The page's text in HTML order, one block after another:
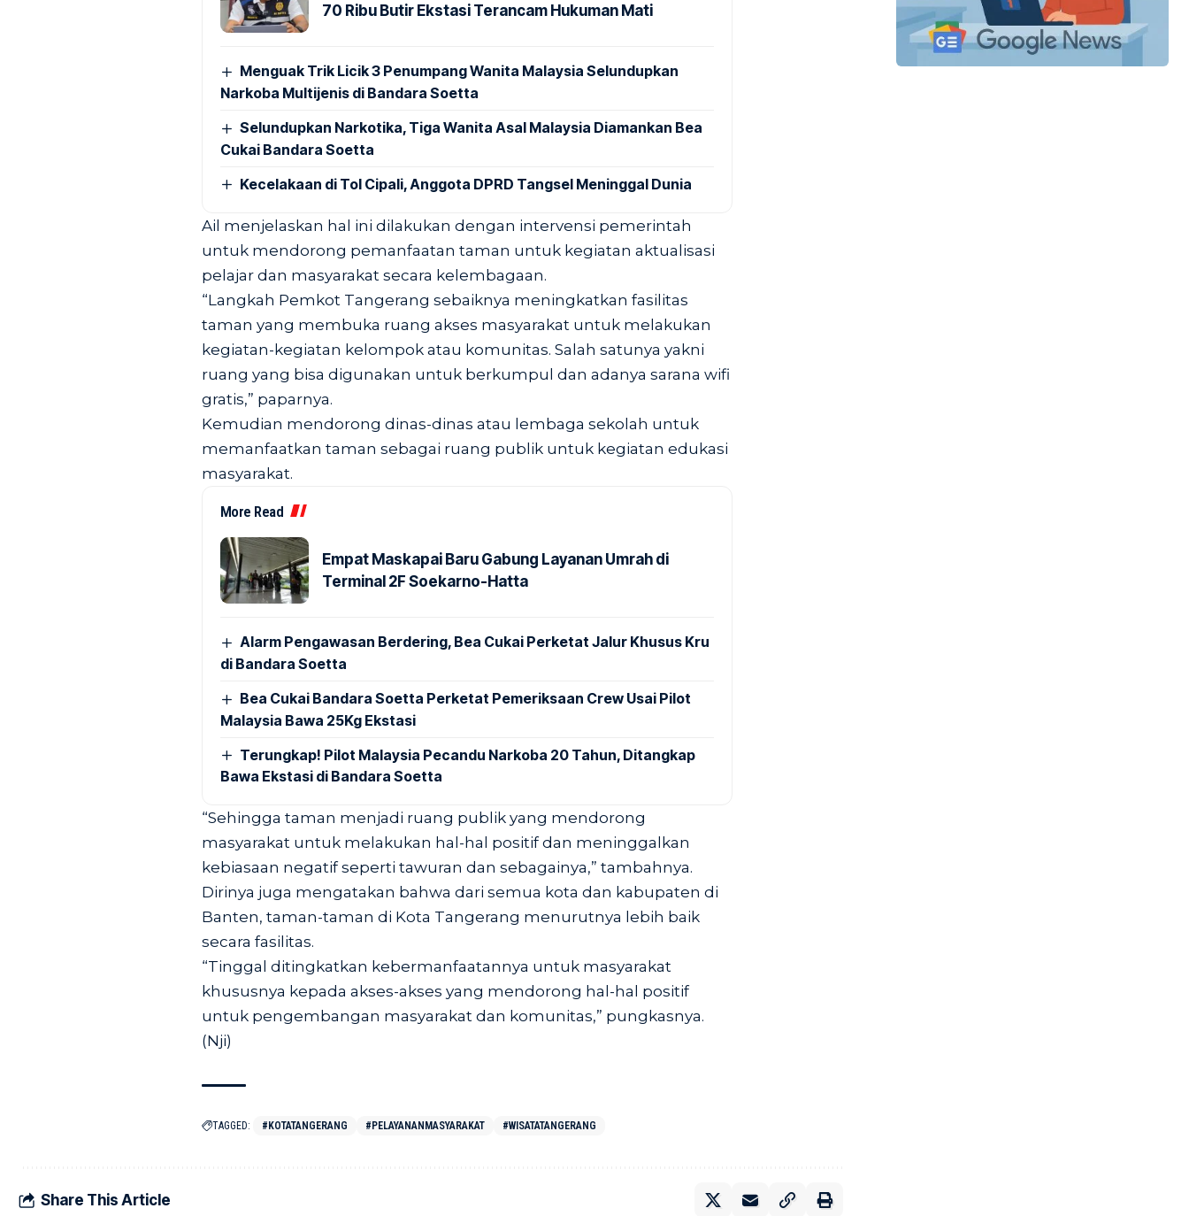
70 Ribu Butir Ekstasi Terancam Hukuman Mati
Menguak Trik Licik 3 Penumpang Wanita Malaysia Selundupkan
Narkoba Multijenis di Bandara Soetta
Selundupkan Narkotika, Tiga Wanita Asal Malaysia Diamankan Bea
Cukai Bandara Soetta
Kecelakaan di Tol Cipali, Anggota DPRD Tangsel Meninggal Dunia
Ail menjelaskan hal ini dilakukan dengan intervensi pemerintah
untuk mendorong pemanfaatan taman untuk kegiatan aktualisasi
pelajar dan masyarakat secara kelembagaan.
“Langkah Pemkot Tangerang sebaiknya meningkatkan fasilitas
taman yang membuka ruang akses masyarakat untuk melakukan
kegiatan-kegiatan kelompok atau komunitas. Salah satunya yakni
ruang yang bisa digunakan untuk berkumpul dan adanya sarana wifi
gratis,” paparnya.
Kemudian mendorong dinas-dinas atau lembaga sekolah untuk
memanfaatkan taman sebagai ruang publik untuk kegiatan edukasi
masyarakat.
More Read
Empat Maskapai Baru Gabung Layanan Umrah di
Terminal 2F Soekarno-Hatta
Alarm Pengawasan Berdering, Bea Cukai Perketat Jalur Khusus Kru
di Bandara Soetta
Bea Cukai Bandara Soetta Perketat Pemeriksaan Crew Usai Pilot
Malaysia Bawa 25Kg Ekstasi
Terungkap! Pilot Malaysia Pecandu Narkoba 20 Tahun, Ditangkap
Bawa Ekstasi di Bandara Soetta
“Sehingga taman menjadi ruang publik yang mendorong
masyarakat untuk melakukan hal-hal positif dan meninggalkan
kebiasaan negatif seperti tawuran dan sebagainya,” tambahnya.
Dirinya juga mengatakan bahwa dari semua kota dan kabupaten di
Banten, taman-taman di Kota Tangerang menurutnya lebih baik
secara fasilitas.
“Tinggal ditingkatkan kebermanfaatannya untuk masyarakat
khususnya kepada akses-akses yang mendorong hal-hal positif
untuk pengembangan masyarakat dan komunitas,” pungkasnya.
(Nji)
TAGGED: #KOTATANGERANG #PELAYANANMASYARAKAT #WISATATANGERANG
Share This Article